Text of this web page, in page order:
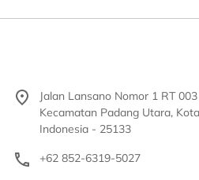
Jalan Lansano Nomor 1 RT
Kecamatan Padang Utara,
Indonesia - 25133
+62 852-6319-5027